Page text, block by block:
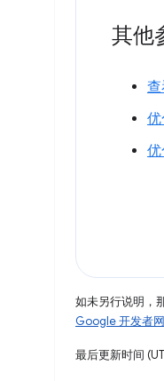
其他
如未另行说明，
Google 开发者
最后更新时间